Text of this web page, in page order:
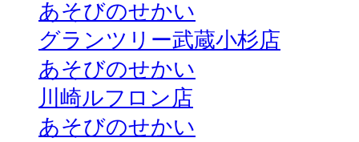
あそびのせかい
グランツリー武蔵小杉店
あそびのせかい
川崎ルフロン店
あそびのせかい